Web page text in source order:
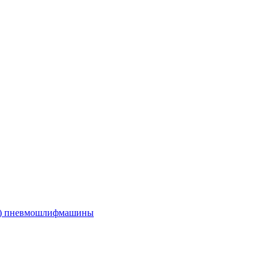
пневмошлифмашины